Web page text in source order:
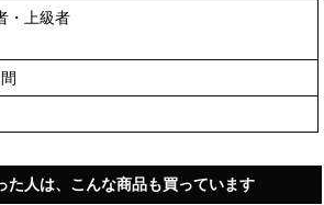
・上級者
た人は、こんな商品も買っています